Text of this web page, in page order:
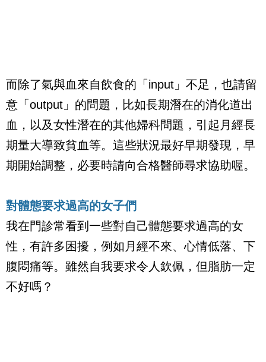
而除了氣與血來自飲食的「 input 」不足，也請留
意「 output 」的問題，比如長期潛在的消化道出
血，以及女性潛在的其他婦科問題，引起月經長
期量大導致貧血等。這些狀況最好早期發現，早
期開始調整，必要時請向合格醫師尋求協助喔。
對體態要求過高的女子們
我在門診常看到一些對自己體態要求過高的女
性，有許多困擾，例如月經不來、心情低落、下
腹悶痛等。雖然自我要求令人欽佩，但脂肪一定
不好嗎？